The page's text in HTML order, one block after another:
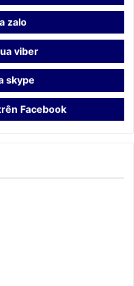
zalo
viber
skype
Facebook